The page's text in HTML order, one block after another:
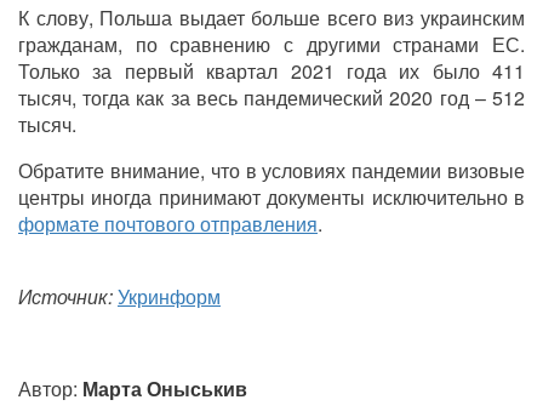
К слову, Польша выдает больше всего виз украинским
гражданам, по сравнению с другими странами ЕС.
Только за первый квартал 2021 года их было 411
тысяч, тогда как за весь пандемический 2020 год – 512
тысяч.
Обратите внимание, что в условиях пандемии визовые
центры иногда принимают документы исключительно в
формате почтового отправления.
Источник:Укринформ
Автор: Марта Оныськив